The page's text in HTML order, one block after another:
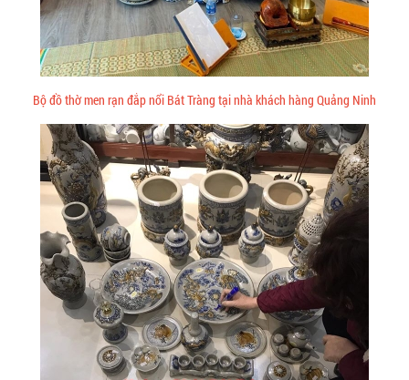
Bộ đồ thờ men rạn đắp nổi Bát Tràng tại nhà khách hàng Quảng Ninh